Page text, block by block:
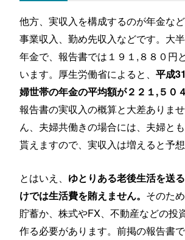
他方、実収入を構成するのが年金な
事業収入、勤め先収入などです。大
年金で、報告書では１９１,８８０円
います。厚生労働省によると、平成
婦世帯の年金の平均額が２２１,５０
報告書の実収入の概算と大差ありま
ん、夫婦共働きの場合には、夫婦と
貰えますので、実収入は増えると予想
とはいえ、 ゆとりある老後生活を送
けでは生活費を賄えません。 そのた
貯蓄か、株式やFX、不動産などの投
作る必要があります。前掲の報告書